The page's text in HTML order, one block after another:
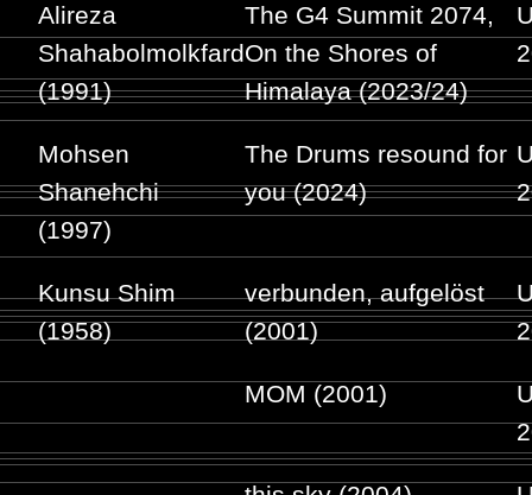
Alireza
Shahabolmolkfard
(1991)
The G4 Summit 2074,
On the Shores of
Himalaya (2023/24)
Mohsen
Shanehchi
(1997)
The Drums resound for
you (2024)
Kunsu Shim
(1958)
verbunden, aufgelöst
(2001)
MOM (2001)